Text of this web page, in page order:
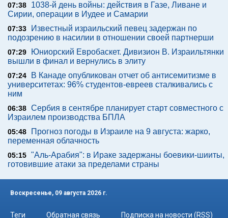
07:38
1038-й день войны: действия в Газе, Ливане и
Сирии, операции в Иудее и Самарии
07:33
Известный израильский певец задержан по
подозрению в насилии в отношении своей партнерши
07:29
Юниорский Евробаскет. Дивизион В. Израильтянки
вышли в финал и вернулись в элиту
07:24
В Канаде опубликован отчет об антисемитизме в
университетах: 96% студентов-евреев сталкивались с
ним
06:38 Сербия в сентябре планирует старт совместного с
Израилем производства БПЛА
05:48
Прогноз погоды в Израиле на 9 августа: жарко,
переменная облачность
05:15 "Аль-Арабия": в Ираке задержаны боевики-шииты,
готовившие атаки за пределами страны
Воскресенье, 09 августа 2026 г.
Теги Обратная связь Подписка на новости (RSS)